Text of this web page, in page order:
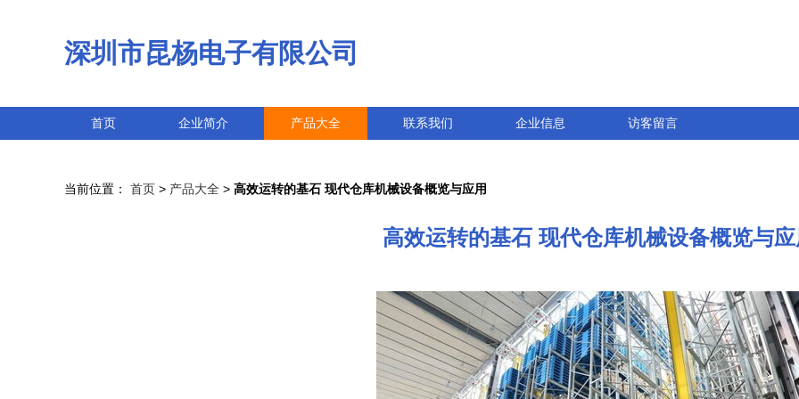
深圳市昆杨电子有限公司
首页 企业简介 产品大全 联系我们 企业信息 访客留言
当前位置： 首页 > 产品大全 > 高效运转的基石 现代仓库机械设备概览与应用
高效运转的基石 现代仓库机械设备概览与